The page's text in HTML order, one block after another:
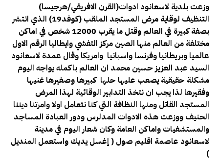
(القرن الافريقي/هرجيسا)وزعت بلدية لاسعانود ادوات
التنظيف لوقاية مرض المستجد الملقب (كوفد19) الذي انتشر
بصفة كبيرة في العالم وقتل ما يقرب 12000 شخص في اماكن
مختلفة من العالم منها الصين مركز التفشي وايطاليا الرقم الاول
عالميا وبريطانيا وفرنسا واسبانيا وامريكا وقال عمدة لاسعانود
السيد عبد العزيز حسين محمد ان العالم باكمله يواجه اليوم
مشكلة حقيقية يصعب عليها حلها كبيرها وصغيرها غنيها
وفقيرها لذا يجب ان نتخذ التدابير الوقائية لهذا المرض
المستجد القاتل ومنها النظافة التي كنا نتعامل اولا وامرتنا ديننا
الحنيف ووزعت هذه الادوات المدلرس ودور العبادة المساجد
والمستشفيات واماكن العامة وكان شعار اليوم في مدينة
لاسعانود عاصمة اقليم صول ( إغسل يديك واستعمل المنديل
)